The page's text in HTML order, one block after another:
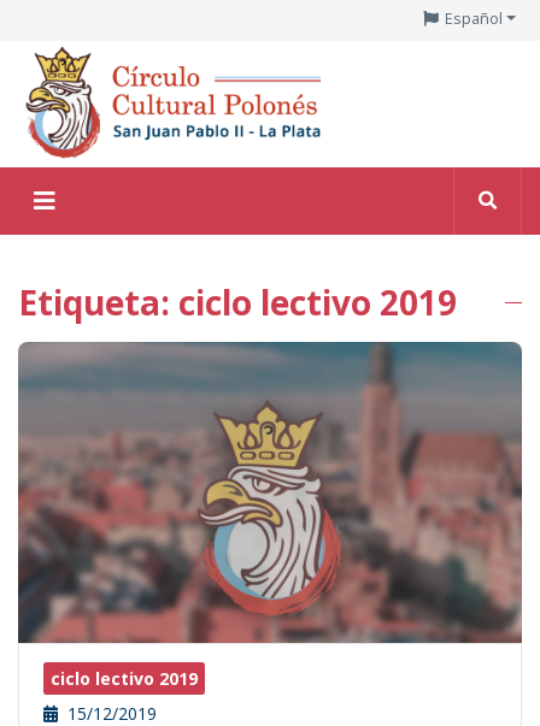
Español
Etiqueta: ciclo lectivo 2019
ciclo lectivo 2019
15/12/2019